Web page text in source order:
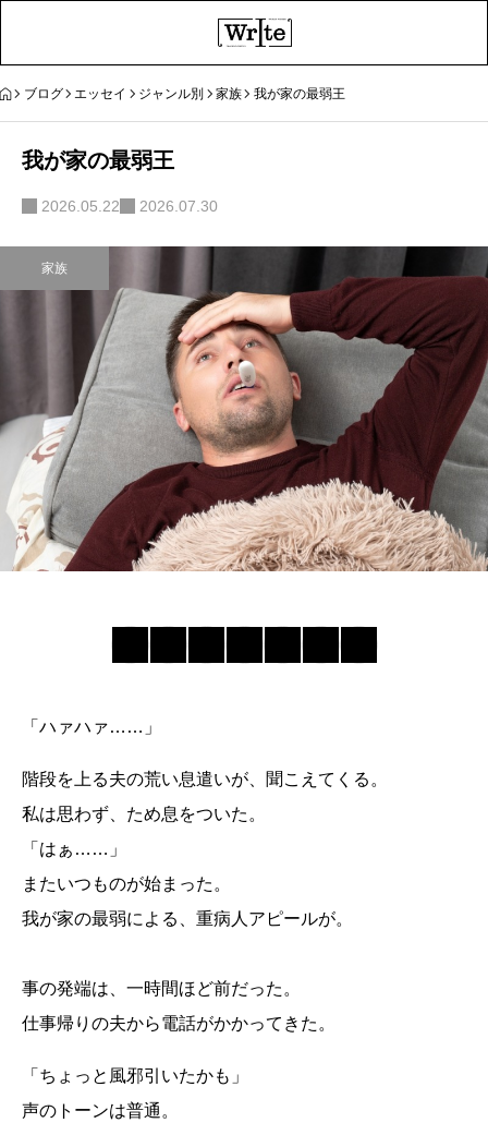
ブログ エッセイ ジャンル別 家族 我が家の最弱王
我が家の最弱王
2026.05.22 2026.07.30
家族
「ハァハァ……」
階段を上る夫の荒い息遣いが、聞こえてくる。
私は思わず、ため息をついた。
「はぁ……」
またいつものが始まった。
我が家の最弱による、重病人アピールが。
事の発端は、一時間ほど前だった。
仕事帰りの夫から電話がかかってきた。
「ちょっと風邪引いたかも」
声のトーンは普通。